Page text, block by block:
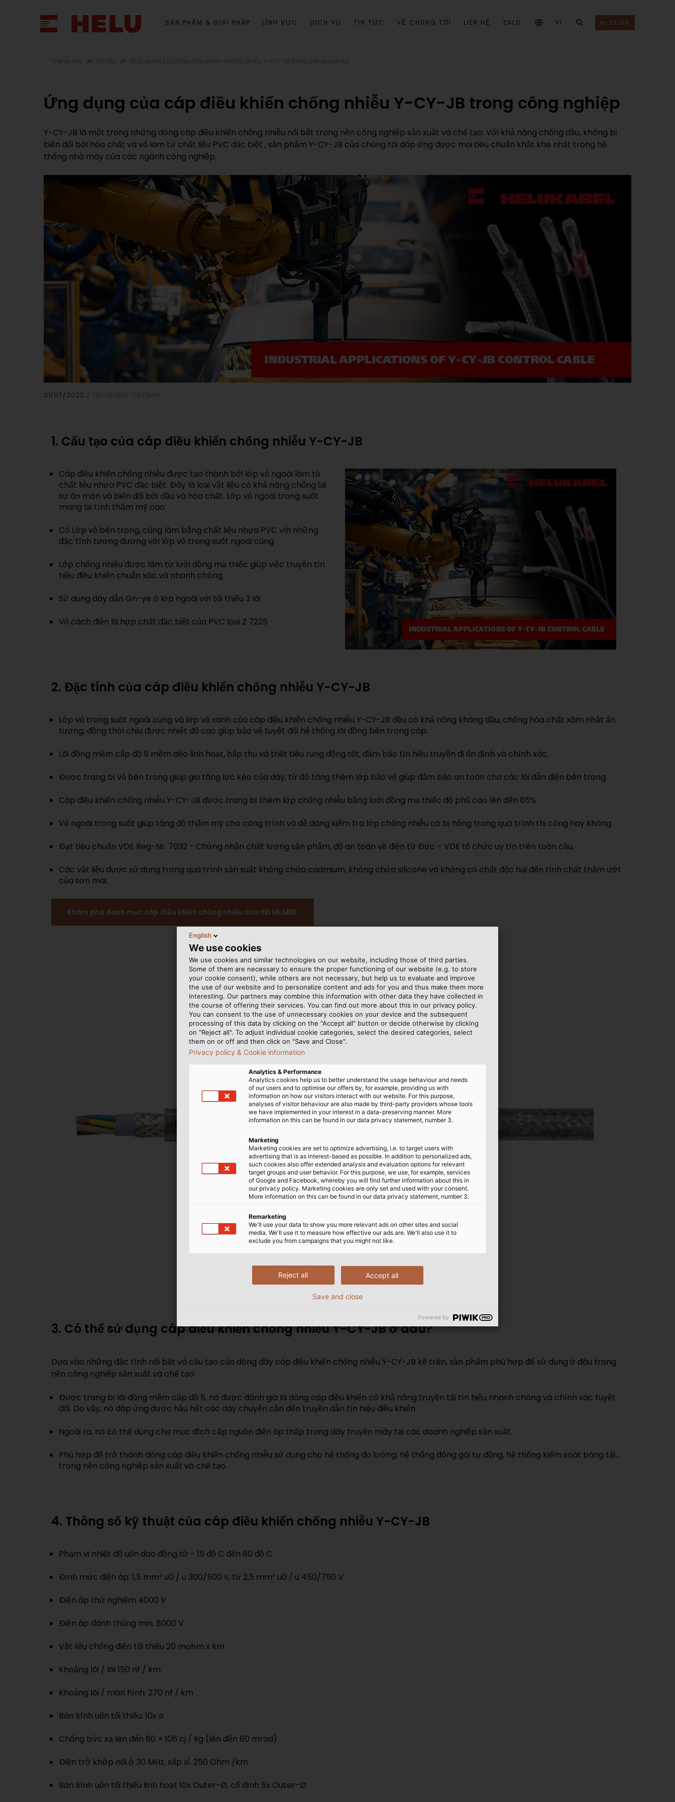
SẢN PHẨM & GIẢI PHÁP LĨNH VỰC DỊCH VỤ TIN TỨC VỀ CHÚNG TÔI LIÊN HỆ ZALO VI e-Store
Ứng dụng của cáp điều khiển chống nhiễu Y-CY-JB trong công nghiệp
Y-CY-JB là một trong những dòng cáp điều khiển chống nhiễu nổi bật trong nền công nghiệp sản xuất và chế tạo. Với khả năng chống dầu, không bị
biến đổi bởi hóa chất và vỏ làm từ chất liệu PVC đặc biệt , sản phẩm Y-CY-JB của chúng tôi đáp ứng được mọi tiêu chuẩn khắt khe nhất trong hệ
thống nhà máy của các ngành công nghiệp.
21/07/2022 HELUKABEL VIETNAM
1. Cấu tạo của cáp điều khiển chống nhiễu Y-CY-JB
Cáp điều khiển chống nhiễu được tạo thành bởi lớp vỏ ngoài làm từ
chất liệu nhựa PVC đặc biệt. Đây là loại vật liệu có khả năng chống lại
sự ăn mòn và biến đổi bởi dầu và hóa chất. Lớp vỏ ngoài trong suốt
mang lại tính thẩm mỹ cao.
Có Lớp vỏ bên trong, cũng làm bằng chất liệu nhựa PVC với những
đặc tính tương đương với lớp vỏ trong suốt ngoài cùng.
Lớp chống nhiễu được làm từ lưới đồng mạ thiếc giúp việc truyền tín
hiệu điều khiển chuẩn xác và nhanh chóng.
Sử dụng dây dẫn Gn-ye ở lớp ngoài với tối thiểu 3 lõi
Vỏ cách điện là hợp chất đặc biệt của PVC loại Z 7225
2. Đặc tính của cáp điều khiển chống nhiễu Y-CY-JB
Lớp vỏ trong suốt ngoài cùng và lớp vỏ xanh của cáp điều khiển chống nhiễu Y-CY-JB đều có khả năng kháng dầu, chống hóa chất xâm nhật ấn
tượng, đồng thời chịu được nhiệt độ cao giúp bảo vệ tuyệt đối hệ thống lõi đồng bên trong cáp.
Lõi đồng mềm cấp độ 5 mềm dẻo linh hoạt, hấp thụ và triệt tiêu rung động tốt, đảm bảo tín hiệu truyền đi ổn định và chính xác.
Được trang bị vỏ bên trong giúp gia tăng lực kéo của dây, từ đó tăng thêm lớp bảo vệ giúp đảm bảo an toàn cho các lõi dẫn điện bên trong.
Cáp điều khiển chống nhiễu Y-CY-JB được trang bị thêm lớp chống nhiễu bằng lưới đồng mạ thiếc độ phủ cao lên đến 85%.
Vỏ ngoài trong suốt giúp tăng độ thẩm mỹ cho công trình và dễ dàng kiểm tra lớp chống nhiễu có bị hỏng trong quá trình thi công hay không.
Đạt tiêu chuẩn VDE Reg-Nr. 7032 - Chứng nhận chất lượng sản phẩm, độ an toàn về điện từ Đức – VDE tổ chức uy tín trên toàn cầu.
Các vật liệu được sử dụng trong quá trình sản xuất không chứa cadmium, không chứa silicone và không có chất độc hại đến tính chất thấm ướt
của sơn mài.
Khám phá danh mục cáp điều khiển chống nhiễu của HELUKABEL
3. Có thể sử dụng cáp điều khiển chống nhiễu Y-CY-JB ở đâu?
Dựa vào những đặc tính nổi bật và cấu tạo của dòng dây cáp điều khiển chống nhiễu Y-CY-JB kể trên, sản phẩm phù hợp để sử dụng ở đâu trong
nền công nghiệp sản xuất và chế tạo:
Được trang bị lõi đồng mềm cấp độ 5, nó được đánh giá là dòng cáp điều khiển có khả năng truyền tải tín hiệu nhanh chóng và chính xác tuyệt
đối. Do vậy, nó đáp ứng được hầu hết các dây chuyển cần đến truyền dẫn tín hiệu điều khiển.
Ngoài ra, nó có thể dùng cho mục đích cấp nguồn điện áp thấp trong dây truyền máy tại các doanh nghiệp sản xuất.
Phù hợp để trở thành dòng cáp điều khiển chống nhiễu sử dụng cho hệ thống đo lường, hệ thống đóng gói tự động, hệ thống kiểm soát băng tải…
trong nền công nghiệp sản xuất và chế tạo.
4. Thông số kỹ thuật của cáp điều khiển chống nhiễu Y-CY-JB
Phạm vi nhiệt độ uốn dao động từ - 15 độ C đến 80 độ C
Định mức điện áp: 1,5 mm² u0 / u 300/500 v, từ 2,5 mm² u0 / u 450/750 V
Điện áp thử nghiệm 4000 V
Điện áp đánh thủng min. 8000 V
Vật liệu chống điện tối thiểu 20 mohm x km
Khoảng lõi / lõi 150 nf / km
Khoảng lõi / màn hình. 270 nf / km
Bán kính uốn tối thiểu: 10x ø
Chống bức xạ lên đến 80 × 106 cj / kg (lên đến 80 mrad)
Điện trở khớp nối ở 30 MHz, xấp xỉ. 250 Ohm /km
Bán kính uốn tối thiểu linh hoạt 10x Outer-Ø, cố định 5x Outer-Ø
English
We use cookies
We use cookies and similar technologies on our website, including those of third parties.
Some of them are necessary to ensure the proper functioning of our website (e.g. to store
your cookie consent), while others are not necessary, but help us to evaluate and improve
the use of our website and to personalize content and ads for you and thus make them more
interesting. Our partners may combine this information with other data they have collected in
the course of offering their services. You can find out more about this in our privacy policy.
You can consent to the use of unnecessary cookies on your device and the subsequent
processing of this data by clicking on the "Accept all" button or decide otherwise by clicking
on "Reject all". To adjust individual cookie categories, select the desired categories, select
them on or off and then click on "Save and Close".
Privacy policy & Cookie information
Analytics & Performance
Analytics cookies help us to better understand the usage behaviour and needs
of our users and to optimise our offers by, for example, providing us with
information on how our visitors interact with our website. For this purpose,
analyses of visitor behaviour are also made by third-party providers whose tools
we have implemented in your interest in a data-preserving manner. More
information on this can be found in our data privacy statement, number 3.
Marketing
Marketing cookies are set to optimize advertising, i.e. to target users with
advertising that is as interest-based as possible. In addition to personalized ads,
such cookies also offer extended analysis and evaluation options for relevant
target groups and user behavior. For this purpose, we use, for example, services
of Google and Facebook, whereby you will find further information about this in
our privacy policy. Marketing cookies are only set and used with your consent.
More information on this can be found in our data privacy statement, number 3.
Remarketing
We'll use your data to show you more relevant ads on other sites and social
media. We'll use it to measure how effective our ads are. We'll also use it to
exclude you from campaigns that you might not like.
Accept all
Reject all
Save and close
Powered by